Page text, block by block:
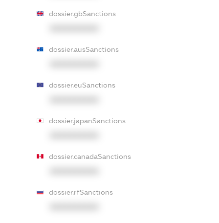
dossier.gbSanctions
dossier.ausSanctions
dossier.euSanctions
dossier.japanSanctions
dossier.canadaSanctions
dossier.rfSanctions